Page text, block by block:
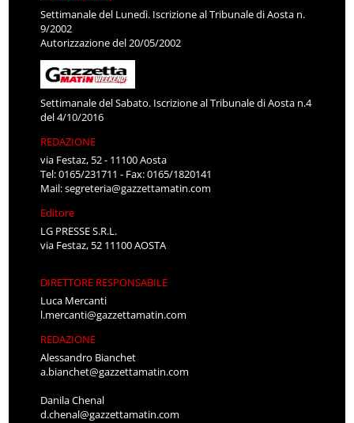
Settimanale del Lunedì. Iscrizione al Tribunale di Aosta n.
9/2002
Autorizzazione del 20/05/2002
Settimanale del Sabato. Iscrizione al Tribunale di Aosta n.4
del 4/10/2016
REDAZIONE
via Festaz, 52 - 11100 Aosta
Tel: 0165/231711 - Fax: 0165/1820141
Mail:segreteria@gazzettamatin.com
Editore
LG PRESSE S.R.L.
via Festaz, 52 11100 AOSTA
DIRETTORE RESPONSABILE
Luca Mercanti
l.mercanti@gazzettamatin.com
REDAZIONE
Alessandro Bianchet
a.bianchet@gazzettamatin.com
Danila Chenal
d.chenal@gazzettamatin.com